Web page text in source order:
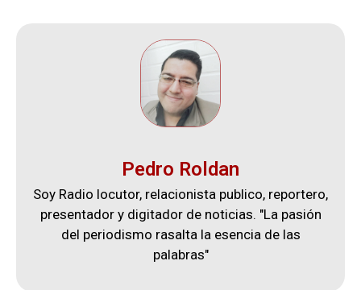
Pedro Roldan
Soy Radio locutor, relacionista publico, reportero,
presentador y digitador de noticias. "La pasión
del periodismo rasalta la esencia de las
palabras"